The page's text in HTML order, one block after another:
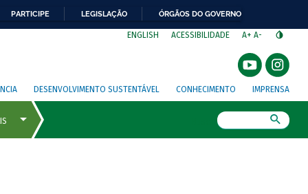
PARTICIPE LEGISLAÇÃO ÓRGÃOS DO GOVERNO
ENGLISH ACESSIBILIDADE A+ A-
DESENVOLVIMENTO SUSTENTÁVEL CONHECIMENTO IMPRENSA